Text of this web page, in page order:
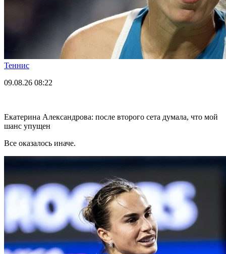
Теннис
09.08.26 08:22
Екатерина Александрова: после второго сета думала, что мой
шанс упущен
Все оказалось иначе.